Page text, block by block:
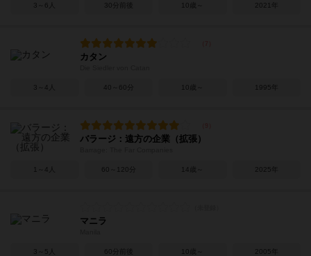
3～6人 30分前後 10歳～ 2021年
カタン
3～4人 40～60分 10歳～ 1995年
バラージ：遠方の企業（拡張）
1～4人 60～120分 14歳～ 2025年
マニラ
3～5人 60分前後 10歳～ 2005年